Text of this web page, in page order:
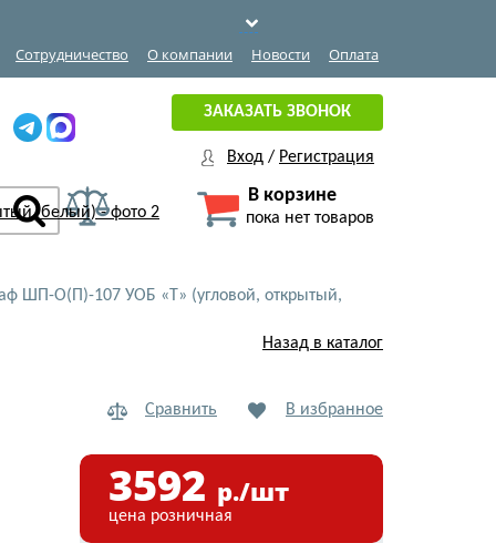
Сотрудничество О компании Новости Оплата
ЗАКАЗАТЬ ЗВОНОК
Вход / Регистрация
В корзине
пока нет товаров
ШП-О(П)-107 УОБ «Т» (угловой, открытый,
Назад в каталог
Сравнить В избранное
3592 р./шт
цена розничная